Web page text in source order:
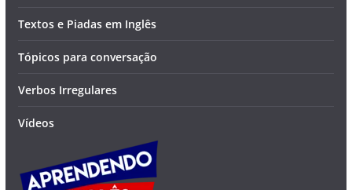
Textos e Piadas em Inglês
Tópicos para conversação
Verbos Irregulares
Vídeos